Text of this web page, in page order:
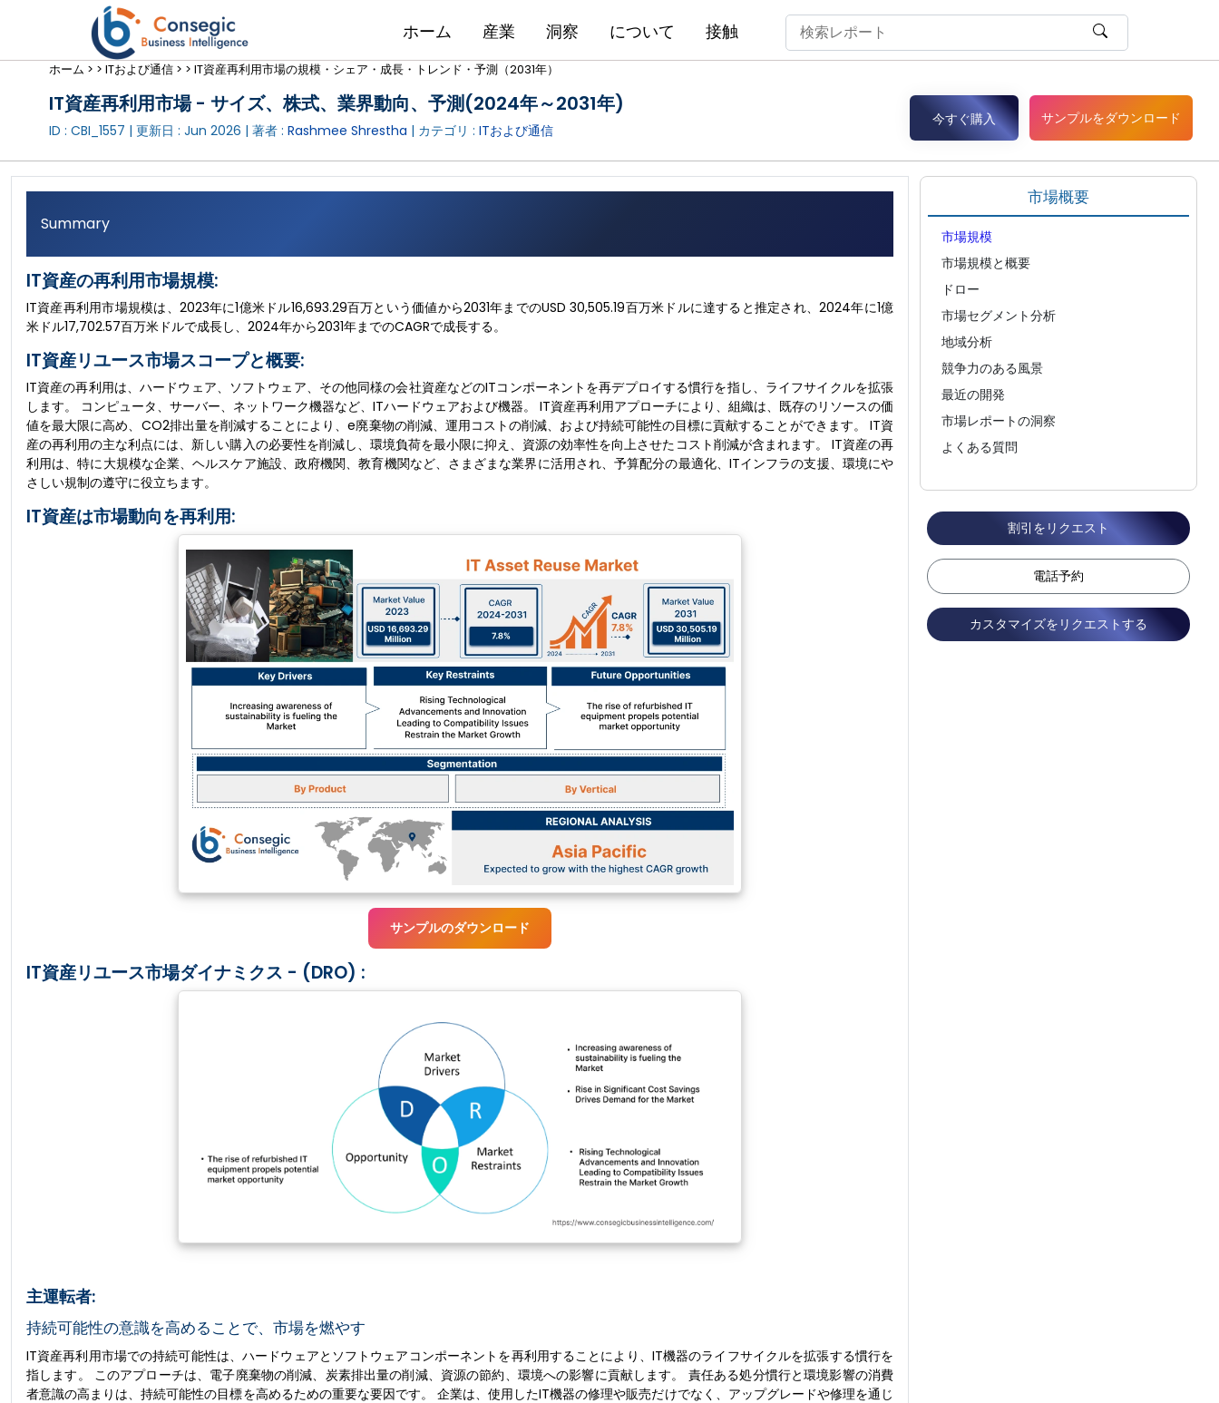
ホーム 産業 洞察 について 接触
ホーム > > ITおよび通信 > > IT資産再利用市場の規模・シェア・成長・トレンド・予測（2031年）
IT資産再利用市場 - サイズ、株式、業界動向、予測(2024年～2031年)
ID : CBI_1557 | 更新日 : Jun 2026 | 著者 : Rashmee Shrestha | カテゴリ : ITおよび通信
今すぐ購入 サンプルをダウンロード
Summary
IT資産の再利用市場規模:
IT資産再利用市場規模は、2023年に1億米ドル16,693.29百万という価値から2031年までのUSD 30,505.19百万米ドルに達すると推定され、2024年に1億
米ドル17,702.57百万米ドルで成長し、2024年から2031年までのCAGRで成長する。
IT資産リユース市場スコープと概要:
IT資産の再利用は、ハードウェア、ソフトウェア、その他同様の会社資産などのITコンポーネントを再デプロイする慣行を指し、ライフサイクルを拡張
します。 コンピュータ、サーバー、ネットワーク機器など、ITハードウェアおよび機器。 IT資産再利用アプローチにより、組織は、既存のリソースの価
値を最大限に高め、CO2排出量を削減することにより、e廃棄物の削減、運用コストの削減、および持続可能性の目標に貢献することができます。 IT資
産の再利用の主な利点には、新しい購入の必要性を削減し、環境負荷を最小限に抑え、資源の効率性を向上させたコスト削減が含まれます。 IT資産の再
利用は、特に大規模な企業、ヘルスケア施設、政府機関、教育機関など、さまざまな業界に活用され、予算配分の最適化、ITインフラの支援、環境にや
さしい規制の遵守に役立ちます。
IT資産は市場動向を再利用:
サンプルのダウンロード
IT資産リユース市場ダイナミクス - (DRO) :
主運転者:
持続可能性の意識を高めることで、市場を燃やす
IT資産再利用市場での持続可能性は、ハードウェアとソフトウェアコンポーネントを再利用することにより、IT機器のライフサイクルを拡張する慣行を
指します。 このアプローチは、電子廃棄物の削減、炭素排出量の削減、資源の節約、環境への影響に貢献します。 責任ある処分慣行と環境影響の消費
者意識の高まりは、持続可能性の目標を高めるための重要な要因です。 企業は、使用したIT機器の修理や販売だけでなく、アップグレードや修理を通じ
市場概要
市場規模
市場規模と概要
ドロー
市場セグメント分析
地域分析
競争力のある風景
最近の開発
市場レポートの洞察
よくある質問
割引をリクエスト
電話予約
カスタマイズをリクエストする